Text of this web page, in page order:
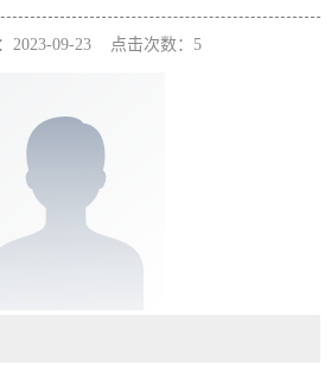
2023-09-23 点击次数： 5